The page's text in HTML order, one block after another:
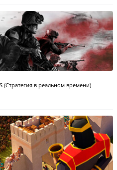
(Стратегия в реальном времени)